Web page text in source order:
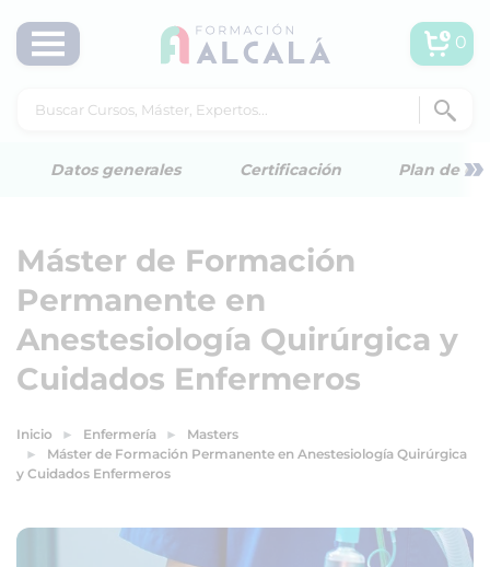
0
Datos generales Certificación Plan de »
Máster de Formación
Permanente en
Anestesiología Quirúrgica y
Cuidados Enfermeros
Inicio Enfermería
Masters
Máster de Formación Permanente en Anestesiología Quirúrgica
y Cuidados Enfermeros